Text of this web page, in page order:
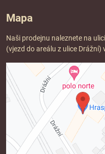
Mapa
Naši prodejnu naleznete na
(vjezd do areálu z ulice Drážní)